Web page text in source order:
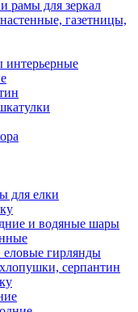
рамы для зеркал
газетницы,
интерьерные
для елки
и водяные шары
гирлянды
серпантин